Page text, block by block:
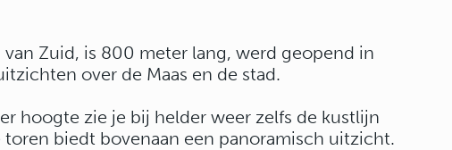
Zuid, is 800 meter lang, werd geopend in
over de Maas en de stad.
hoogte zie je bij helder weer zelfs de kustlijn
biedt bovenaan een panoramisch uitzicht.